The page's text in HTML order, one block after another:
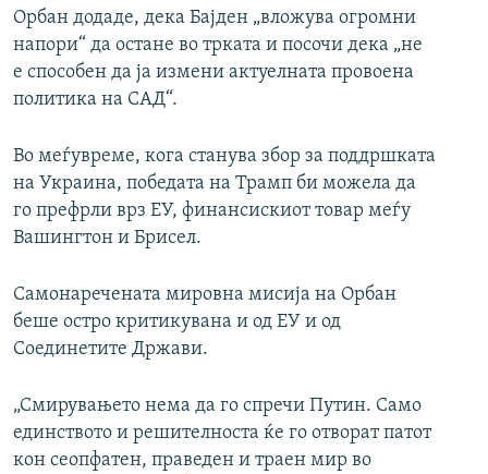
Орбан додаде, дека Бајден „вложува огромни
напори“ да остане во трката и посочи дека „не
е способен да ја измени актуелната провоена
политика на САД“.
Во меѓувреме, кога станува збор за поддршката
на Украина, победата на Трамп би можела да
го префрли врз ЕУ, финансискиот товар меѓу
Вашингтон и Брисел.
Самонаречената мировна мисија на Орбан
беше остро критикувана и од ЕУ и од
Соединетите Држави.
„Смирувањето нема да го спречи Путин. Само
единството и решителноста ќе го отворат патот
кон сеопфатен, праведен и траен мир во